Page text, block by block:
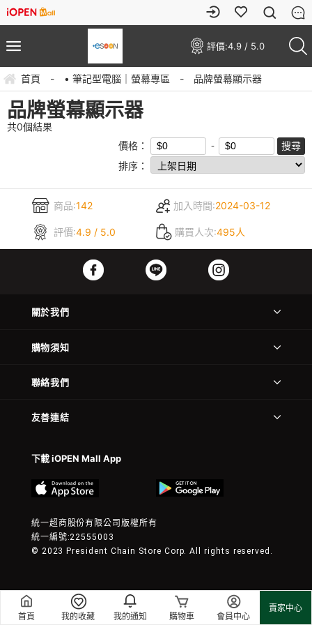
首頁 我的收藏 我的通知 購物車 會員中心
賣家中心
評價:4.9 / 5.0
首頁 - • 筆記型電腦｜螢幕專區 - 品牌螢幕顯示器
品牌螢幕顯示器
共0個結果
價格：
排序：
商品:142 加入時間:2024-03-12
評價:4.9 / 5.0 購買人次:495人
關於我們
購物須知
聯絡我們
友善連結
下載 iOPEN Mall App
統一超商股份有限公司版權所有
統一編號:22555003
© 2023 President Chain Store Corp. All rights reserved.